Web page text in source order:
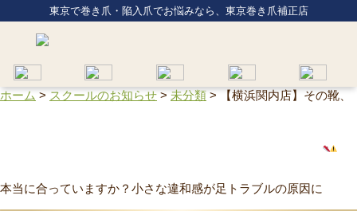
東京で巻き爪・陥入爪でお悩みなら、東京巻き爪補正店
ホーム > スクールのお知らせ > 未分類 > 【横浜関内店】その靴、
本当に合っていますか？小さな違和感が足トラブルの原因に